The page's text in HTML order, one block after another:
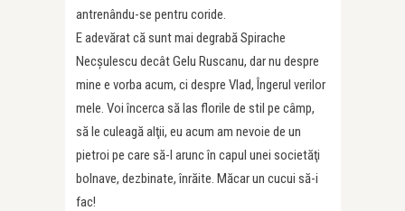
antrenându-se pentru coride.
E adevărat că sunt mai degrabă Spirache
Necşulescu decât Gelu Ruscanu, dar nu despre
mine e vorba acum, ci despre Vlad, Îngerul verilor
mele. Voi încerca să las florile de stil pe câmp,
să le culeagă alţii, eu acum am nevoie de un
pietroi pe care să-l arunc în capul unei societăţi
bolnave, dezbinate, înrăite. Măcar un cucui să-i
fac!